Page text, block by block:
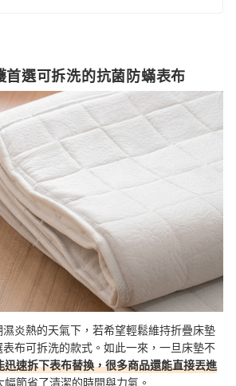
首選可拆洗的抗菌防蟎表布
炎熱的天氣下，若希望輕鬆維持折疊床墊
布可拆洗的款式。如此一來，一旦床墊不
迅速拆下表布替換，很多商品還能直接丟進
幅節省了清潔的時間與力氣。